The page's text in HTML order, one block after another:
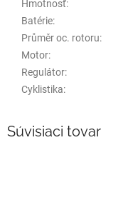
Hmotnosť:
Batérie:
Průměr oc. rotoru:
Motor:
Regulátor:
Cyklistika:
Súvisiaci tovar